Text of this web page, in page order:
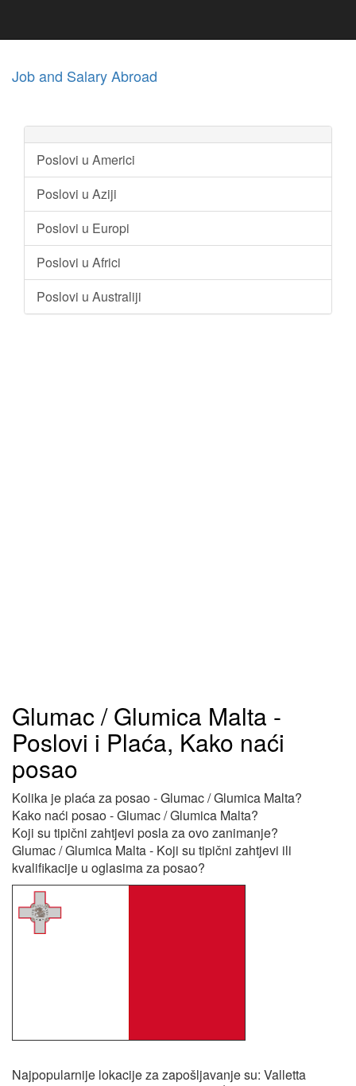
Job and Salary Abroad
Poslovi u Americi
Poslovi u Aziji
Poslovi u Europi
Poslovi u Africi
Poslovi u Australiji
Glumac / Glumica Malta -
Poslovi i Plaća, Kako naći
posao
Kolika je plaća za posao - Glumac / Glumica Malta?
Kako naći posao - Glumac / Glumica Malta?
Koji su tipični zahtjevi posla za ovo zanimanje?
Glumac / Glumica Malta - Koji su tipični zahtjevi ili
kvalifikacije u oglasima za posao?
Najpopularnije lokacije za zapošljavanje su: Valletta